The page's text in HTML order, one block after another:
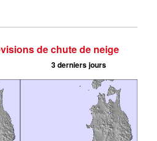
de chute de neige
3 derniers jours